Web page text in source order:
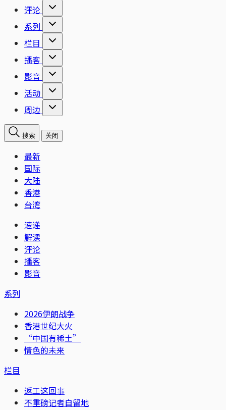
评论
系列
栏目
播客
影音
活动
周边
搜索 关闭
最新
国际
大陆
香港
台湾
速递
解读
评论
播客
影音
系列
2026伊朗战争
香港世纪大火
“中国有稀土”
情色的未来
栏目
返工这回事
不重磅记者自留地